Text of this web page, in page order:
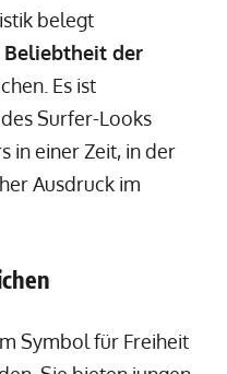
belegt
Beliebtheit der
Es ist
Surfer-Looks
in einer Zeit, in der
Ausdruck im
Symbol für Freiheit